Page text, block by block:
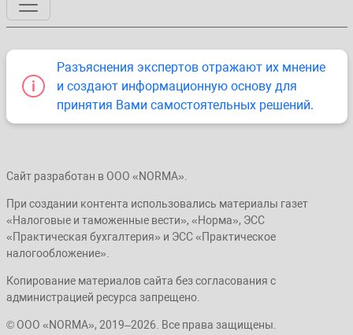
Разъяснения экспертов отражают их мнение
и создают информационную основу для
принятия Вами самостоятельных решений.
Сайт разработан в ООО «NORMA».
При создании контента использовались материалы газет
«Налоговые и таможенные вести», «Норма», ЭСС
«Практическая бухгалтерия» и ЭСС «Практическое
налогообложение».
Копирование материалов сайта без согласования с
администрацией ресурса запрещено.
© ООО «NORMA», 2019–2026. Все права защищены.